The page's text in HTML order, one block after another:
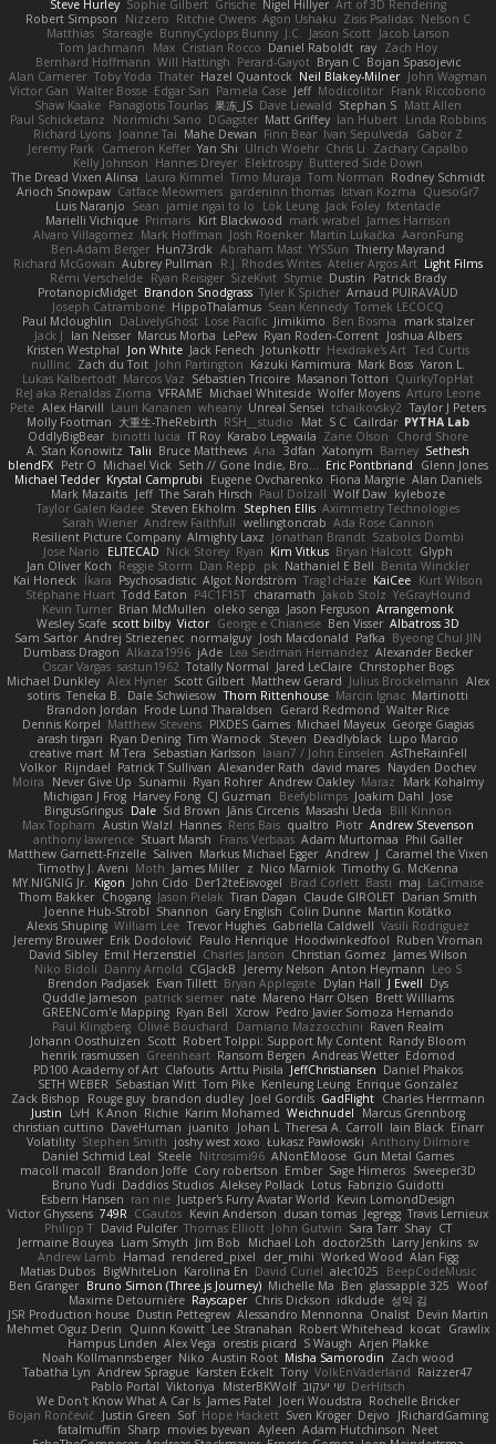
Steve Hurley Sophie Gilbert Grische Nigel Hillyer Art of 3D Rendering
Robert Simpson
Nizzero Ritchie Owens Agon Ushaku Zisis Psalidas Nelson C
Matthias Stareagle BunnyCyclops Bunny J.C. Jason Scott Jacob Larson
Tom Jachmann
Max Cristian Rocco Daniel Raboldt ray Zach Hoy
Bernhard Hoffmann Will Hattingh Perard-Gayot Bryan C Bojan Spasojevic
Alan Camerer Toby Yoda Thater Hazel Quantock Neil Blakey-Milner John Wagman
Victor Gan Walter Bosse Edgar San Pamela Case Jeff Modicolitor Frank Riccobono
Shaw Kaake Panagiotis Tourlas 果冻_JS Dave Liewald Stephan S Matt Allen
Paul Schicketanz
Norimichi Sano DGagster Matt Griffey Ian Hubert Linda Robbins
Richard Lyons Joanne Tai Mahe Dewan Finn Bear Ivan Sepulveda
Gabor Z
Jeremy Park
Cameron Keffer Yan Shi Ulrich Woehr Chris Li
Zachary Capalbo
Kelly Johnson Hannes Dreyer Elektrospy Buttered Side Down
The Dread Vixen Alinsa Laura Kimmel Timo Muraja Tom Norman Rodney Schmidt
Arioch Snowpaw Catface Meowmers gardeninn thomas Istvan Kozma QuesoGr7
Luis Naranjo Sean jamie ngai to lo Lök Leung Jack Foley fxtentacle
Marielli Vichique Primaris Kirt Blackwood mark wrabel James Harrison
Alvaro Villagomez Mark Hoffman Josh Roenker Martin Lukačka AaronFung
Ben-Adam Berger Hun73rdk Abraham Mast YYSSun Thierry Mayrand
Richard McGowan Aubrey Pullman R.J. Rhodes Writes Atelier Argos Art Light Films
Rémi Verschelde Ryan Reisiger SizeKivit Stymie Dustin
Patrick Brady
ProtanopicMidget Brandon Snodgrass Tyler K Spicher Arnaud PUIRAVAUD
Joseph Catrambone HippoThalamus Sean Kennedy Tomek LECOCQ
Paul Mcloughlin
DaLivelyGhost Lose Pacific Jimikimo Ben Bosma
mark stalzer
Jack J
Ian Neisser Marcus Morba LePew Ryan Roden-Corrent Joshua Albers
Kristen Westphal
Jon White Jack Fenech Jotunkottr Hexdrake's Art Ted Curtis
nullinc Zach du Toit John Partington Kazuki Kamimura Mark Boss Yaron L.
Lukas Kalbertodt Marcos Vaz Sébastien Tricoire Masanori Tottori QuirkyTopHat
ReJ aka Renaldas Zioma VFRAME Michael Whiteside Wolfer Moyens Arturo Leone
Pete Alex Harvill Lauri Kananen wheany Unreal Sensei tchaikovsky2 Taylor J Peters
Molly Footman 大重生-TheRebirth RSH__studio Mat S C Cailrdar PYTHA Lab
OddlyBigBear binotti lucia IT Roy Karabo Legwaila Zane Olson
Chord Shore
A. Stan Konowitz Talii Bruce Matthews Aria 3dfan Xatonym Barney Sethesh
blendFX Petr O Michael Vick Seth // Gone Indie, Bro... Eric Pontbriand
Glenn Jones
Michael Tedder Krystal Camprubi Eugene Ovcharenko Fiona Margrie Alan Daniels
Mark Mazaitis Jeff The Sarah Hirsch Paul Dolzall Wolf Daw kyleboze
Taylor Galen Kadee Steven Ekholm Stephen Ellis Aximmetry Technologies
Sarah Wiener Andrew Faithfull wellingtoncrab Ada Rose Cannon
Resilient Picture Company Almighty Laxz Jonathan Brandt Szabolcs Dombi
Jose Nario
ELITECAD Nick Storey Ryan Kim Vitkus Bryan Halcott Glyph
Jan Oliver Koch Reggie Storm Dan Repp pk Nathaniel E Bell Benita Winckler
Kai Honeck Íkara Psychosadistic Algot Nordström Trag1cHaze KaiCee Kurt Wilson
Stéphane Huart Todd Eaton P4C1F15T charamath Jakob Stolz YeGrayHound
Kevin Turner Brian McMullen oleko senga Jason Ferguson Arrangemonk
Wesley Scafe scott bilby Victor George e Chianese Ben Visser Albatross 3D
Sam Sartor Andrej Striezenec normalguy Josh Macdonald Pafka Byeong Chul JIN
Dumbass Dragon Alkaza1996 jAde Lea Seidman Hernandez Alexander Becker
Oscar Vargas sastun1962 Totally Normal Jared LeClaire Christopher Bogs
Michael Dunkley Alex Hyner Scott Gilbert Matthew Gerard Julius Brockelmann Alex
sotiris Teneka B. Dale Schwiesow Thom Rittenhouse Marcin Ignac Martinotti
Brandon Jordan Frode Lund Tharaldsen Gerard Redmond Walter Rice
Dennis Korpel Matthew Stevens PIXDES Games Michael Mayeux George Giagias
arash tirgari Ryan Dening Tim Warnock Steven Deadlyblack Lupo Marcio
creative mart M Tera Sebastian Karlsson Iaian7 / John Einselen AsTheRainFell
Volkor Rijndael Patrick T Sullivan Alexander Rath david mares Nayden Dochev
Moira
Never Give Up Sunamii Ryan Rohrer Andrew Oakley Maraz
Mark Kohalmy
Michigan J Frog Harvey Fong CJ Guzman Beefyblimps Joakim Dahl Jose
BingusGringus Dale Sid Brown Jānis Circenis Masashi Ueda
Bill Kinnon
Max Topham Austin Walzl Hannes Rens Bais qualtro Piotr Andrew Stevenson
anthony lawrence Stuart Marsh Frans Verbaas Adam Murtomaa Phil Galler
Matthew Garnett-Frizelle Saliven Markus Michael Egger Andrew J Caramel the Vixen
Timothy J. Aveni Moth James Miller z Nico Marniok Timothy G. McKenna
MY.NIGNIG Jr. Kigon John Cido Der12teEisvogel Brad Corlett Basti maj LaCimaise
Thom Bakker Chogang Jason Pielak Tiran Dagan Claude GIROLET Darian Smith
Joenne Hub-Strobl Shannon Gary English Colin Dunne Martin Koťátko
Alexis Shuping William Lee Trevor Hughes Gabriella Caldwell Vasili Rodriguez
Jeremy Brouwer Erik Dodolović Paulo Henrique Hoodwinkedfool Ruben Vroman
David Sibley Emil Herzenstiel Charles Janson Christian Gomez James Wilson
Niko Bidoli Danny Arnold CGJackB Jeremy Nelson Anton Heymann Leo S
Brendon Padjasek Evan Tillett Bryan Applegate Dylan Hall J Ewell Dys
Quddle Jameson patrick siemer nate Mareno Harr Olsen Brett Williams
GREENCom'e Mapping Ryan Bell Xcrow Pedro Javier Somoza Hernando
Paul Klingberg Olivié Bouchard Damiano Mazzocchini Raven Realm
Johann Oosthuizen Scott Robert Tolppi: Support My Content Randy Bloom
henrik rasmussen Greenheart Ransom Bergen Andreas Wetter Edomod
PD100 Academy of Art Clafoutis Arttu Piisila JeffChristiansen Daniel Phakos
SETH WEBER Sebastian Witt Tom Pike Kenleung Leung Enrique Gonzalez
Zack Bishop
Rouge guy brandon dudley Joel Gordils GadFlight Charles Herrmann
Justin
LvH K Anon Richie Karim Mohamed Weichnudel
Marcus Grennborg
christian cuttino DaveHuman juanito Johan L Theresa A. Carroll Iain Black Einarr
Volatility Stephen Smith joshy west xoxo Łukasz Pawłowski Anthony Dilmore
Daniel Schmid Leal Steele Nitrosimi96 ANonEMoose Gun Metal Games
macoll macoll
Brandon Joffe Cory robertson Ember Sage Himeros Sweeper3D
Bruno Yudi Daddios Studios Aleksey Pollack Lotus Fabrizio Guidotti
Esbern Hansen ran nie Justper's Furry Avatar World Kevin LomondDesign
Victor Ghyssens 749R CGautos Kevin Anderson dusan tomas Jegregg Travis Lemieux
Philipp T David Pulcifer Thomas Elliott John Gutwin Sara Tarr Shay CT
Jermaine Bouyea Liam Smyth Jim Bob Michael Loh doctor25th Larry Jenkins sv
Andrew Lamb Hamad rendered_pixel der_mihi Worked Wood Alan Figg
Matias Dubos BigWhiteLion Karolina En David Curiel alec1025
BeepCodeMusic
Ben Granger Bruno Simon (Three.js Journey) Michelle Ma Ben glassapple 325 Woof
Maxime Detournière Rayscaper Chris Dickson idkdude 성익 김
JSR Production house Dustin Pettegrew Alessandro Mennonna Onalist Devin Martin
Mehmet Oguz Derin
Quinn Kowitt Lee Stranahan Robert Whitehead kocat Grawlix
Hampus Linden Alex Vega orestis picard S Waugh Arjen Plakke
Noah Kollmannsberger Niko Austin Root Misha Samorodin Zach wood
Tabatha Lyn Andrew Sprague Karsten Eckelt Tony VolkEnVaderland Raizzer47
Pablo Portal Viktoriya MisterBKWolf שי יעקוב DerHitsch
We Don't Know What A Car Is James Patel Joeri Woudstra Rochelle Bricker
Bojan Rončević Justin Green Sof Hope Hackett Sven Kröger Dejvo
JRichardGaming
fatalmuffin Sharp movies byevan Ayleen Adam Hutchinson Neet